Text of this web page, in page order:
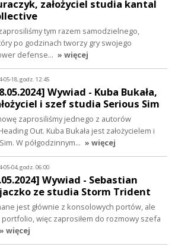
założyciel studia kantal
tym razem samodzielnego,
po godzinach tworzy gry swojego
defense… » więcej
05-18, godz. 12:45
Wywiad - Kuba Bukała,
i szef studia Serious Sim
zaprosiliśmy jednego z autorów
Out. Kuba Bukała jest założycielem i
W półgodzinnym… » więcej
05-04, godz. 06:00
Wywiad - Sebastian
ze studia Storm Trident
jest głównie z konsolowych portów, ale
portfolio, więc zaprosiłem do rozmowy szefa
» więcej